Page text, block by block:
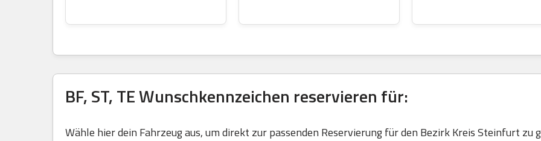
BF, ST, TE Wunschkennzeichen reservieren für:
Wähle hier dein Fahrzeug aus, um direkt zur passenden Reservierung für den Bezirk Kreis Steinfurt zu